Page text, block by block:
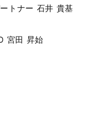
トナー 石井 貴基
宮田 昇始